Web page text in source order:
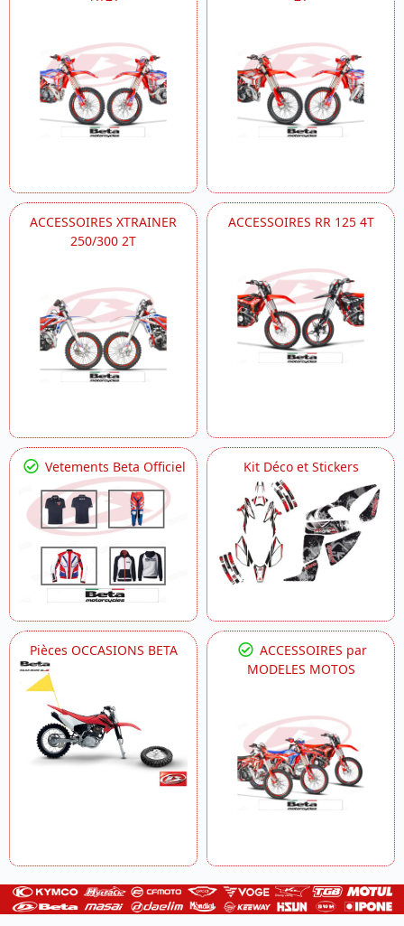
ACCESSOIRES XTRAINER
250/300 2T
ACCESSOIRES RR 125 4T
Vetements Beta Officiel Kit Déco et Stickers
Pièces OCCASIONS BETA
ACCESSOIRES par
MODELES MOTOS